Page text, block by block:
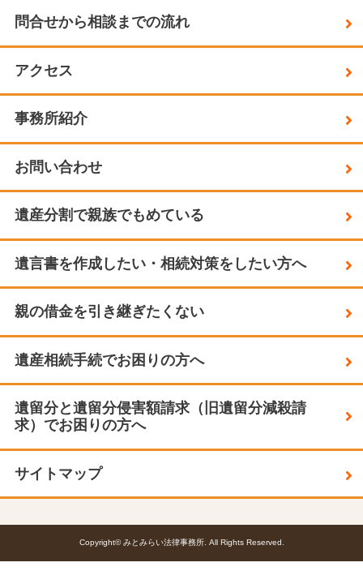
問合せから相談までの流れ
アクセス
事務所紹介
お問い合わせ
遺産分割で親族でもめている
遺言書を作成したい・相続対策をしたい方へ
親の借金を引き継ぎたくない
遺産相続手続でお困りの方へ
遺留分と遺留分侵害額請求（旧遺留分減殺請
求）でお困りの方へ
サイトマップ
Copyright© みとみらい法律事務所. All Rights Reserved.